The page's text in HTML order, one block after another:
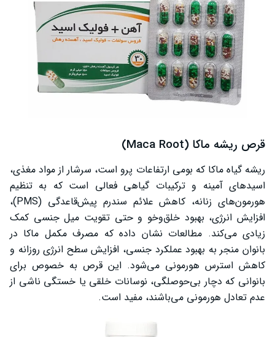
قرص ریشه ماکا (Maca Root)
ریشه گیاه ماکا که بومی ارتفاعات پرو است، سرشار از مواد مغذی،
اسیدهای آمینه و ترکیبات گیاهی فعالی است که به تنظیم
هورمون‌های زنانه، کاهش علائم سندرم پیش‌قاعدگی (PMS)،
افزایش انرژی، بهبود خلق‌وخو و حتی تقویت میل جنسی کمک
زیادی می‌کند. مطالعات نشان داده که مصرف مکمل ماکا در
بانوان منجر به بهبود عملکرد جنسی، افزایش سطح انرژی روزانه و
کاهش استرس هورمونی می‌شود. این قرص به خصوص برای
بانوانی که دچار بی‌حوصلگی، نوسانات خلقی یا خستگی ناشی از
عدم تعادل هورمونی می‌باشند، مفید است.